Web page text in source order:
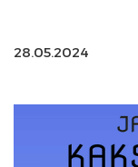
28.05.2024